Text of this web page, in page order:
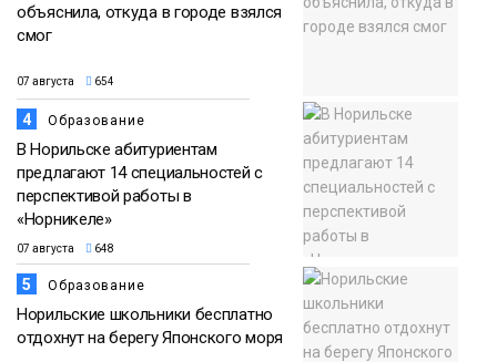
объяснила, откуда в городе взялся
смог
07 августа 654
4 Образование
В Норильске абитуриентам
предлагают 14 специальностей с
перспективой работы в
«Норникеле»
07 августа 648
5 Образование
Норильские школьники бесплатно
отдохнут на берегу Японского моря